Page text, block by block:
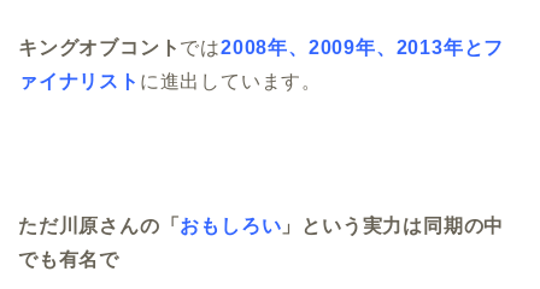
キングオブコント では2008年、2009年、2013年とフ
ァイナリスト に進出しています。
ただ川原さんの「 おもしろい 」という実力は同期の中
でも有名で